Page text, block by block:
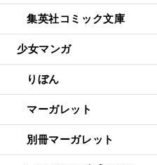
集英社コミック文庫
少女マンガ
りぼん
マーガレット
別冊マーガレット